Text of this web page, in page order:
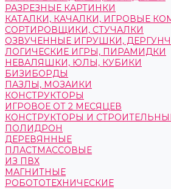
РАЗРЕЗНЫЕ КАРТИНКИ
КАТАЛКИ, КАЧАЛКИ, ИГРОВЫЕ
СОРТИРОВЩИКИ, СТУЧАЛКИ
ОЗВУЧЕННЫЕ ИГРУШКИ,
ЛОГИЧЕСКИЕ ИГРЫ, ПИРАМИДКИ
НЕВАЛЯШКИ, ЮЛЫ, КУБИКИ
БИЗИБОРДЫ
ПАЗЛЫ, МОЗАИКИ
КОНСТРУКТОРЫ
ИГРОВОЕ ОТ 2 МЕСЯЦЕВ
КОНСТРУКТОРЫ И
ПОЛИДРОН
ДЕРЕВЯННЫЕ
ПЛАСТМАССОВЫЕ
ИЗ ПВХ
МАГНИТНЫЕ
РОБОТОТЕХНИЧЕСКИЕ